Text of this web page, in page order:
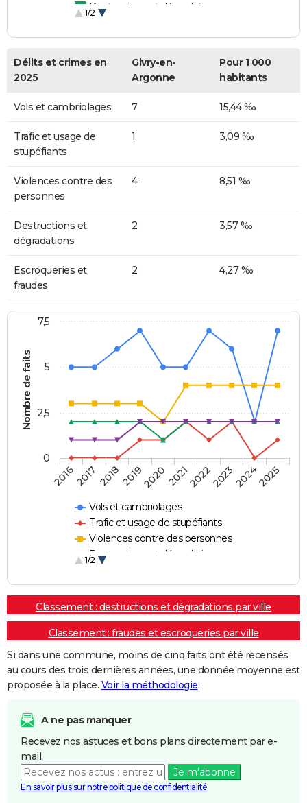
Destructions et dégradations
1/2
Délits et crimes en
2025
Givry-en-
Argonne
Pour 1 000
habitants
Vols et cambriolages 7 15,44 ‰
Trafic et usage de
stupéfiants
1 3,09 ‰
Violences contre des
personnes
4 8,51 ‰
Destructions et
dégradations
2 3,57 ‰
Escroqueries et
fraudes
2 4,27 ‰
Nombre de faits
Vols et cambriolages
Trafic et usage de stupéfiants
Violences contre des personnes
Destructions et dégradations
1/2
20162017 20182019202020212022202320242025
0
2,5
5
7,5
Classement : destructions et dégradations par ville
Classement : fraudes et escroqueries par ville
Si dans une commune, moins de cinq faits ont été recensés
au cours des trois dernières années, une donnée moyenne est
proposée à la place. Voir la méthodologie.
A ne pas manquer
Recevez nos astuces et bons plans directement par e-
mail.
Je m'abonne
En savoir plus sur notre politique de confidentialité